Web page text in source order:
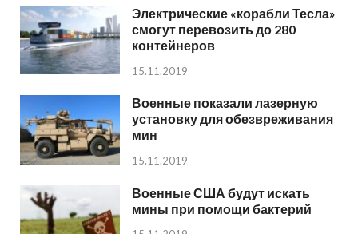
Электрические «корабли Тесла»
смогут перевозить до 280
контейнеров
15.11.2019
Военные показали лазерную
установку для обезвреживания
мин
15.11.2019
Военные США будут искать
мины при помощи бактерий